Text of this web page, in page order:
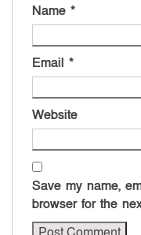
Name *
Email *
Website
Save my name,
browser for the